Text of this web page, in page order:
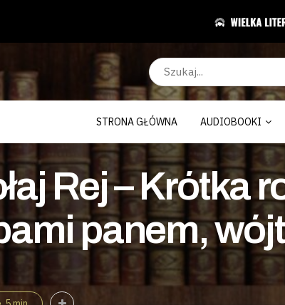
STRONA GŁÓWNA AUDIOBOOKI
Rej – Krótka
panem,